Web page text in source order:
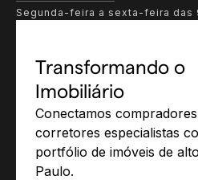
Segunda-feira a sexta-feira das
Transformando o
Imobiliário
Conectamos
corretores especialistas
portfólio de imóveis de
Paulo.